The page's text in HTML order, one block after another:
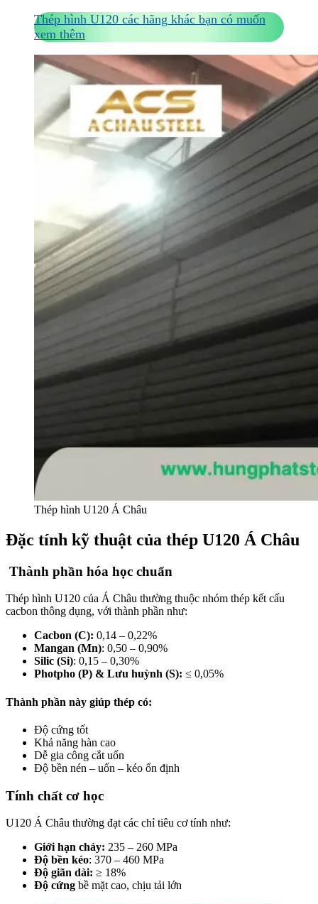
Thép hình U120 các hãng khác bạn có muốn
xem thêm
Thép hình U120 Á Châu
Đặc tính kỹ thuật của thép U120 Á Châu
Thành phần hóa học chuẩn
Thép hình U120 của Á Châu thường thuộc nhóm thép kết cấu
cacbon thông dụng, với thành phần như:
Cacbon (C): 0,14 – 0,22%
Mangan (Mn): 0,50 – 0,90%
Silic (Si): 0,15 – 0,30%
Photpho (P) & Lưu huỳnh (S): ≤ 0,05%
Thành phần này giúp thép có:
Độ cứng tốt
Khả năng hàn cao
Dễ gia công cắt uốn
Độ bền nén – uốn – kéo ổn định
Tính chất cơ học
U120 Á Châu thường đạt các chỉ tiêu cơ tính như:
Giới hạn chảy: 235 – 260 MPa
Độ bền kéo: 370 – 460 MPa
Độ giãn dài: ≥ 18%
Độ cứng bề mặt cao, chịu tải lớn